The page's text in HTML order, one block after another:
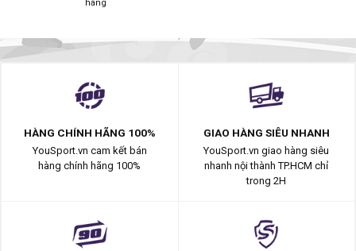
hàng
HÀNG CHÍNH HÃNG 100%
YouSport.vn cam kết bán
hàng chính hãng 100%
GIAO HÀNG SIÊU NHANH
YouSport.vn giao hàng siêu
nhanh nội thành TP.HCM chỉ
trong 2H